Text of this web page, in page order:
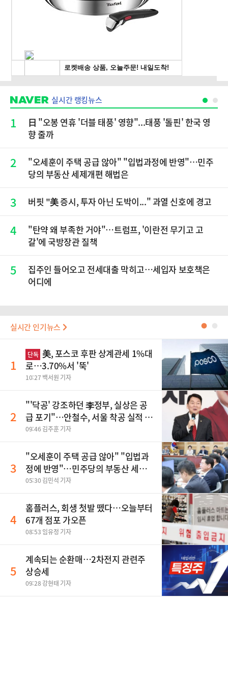
실시간 랭킹뉴스
1
日 "오봉 연휴 '더블 태풍' 영향"...태풍 '돌핀' 한국 영
향 줄까
2
"오세훈이 주택 공급 않아" "입법과정에 반영"…민주
당의 부동산 세제개편 해법은
3 버핏 "美 증시, 투자 아닌 도박이..." 과열 신호에 경고
4
"탄약 왜 부족한 거야"…트럼프, '이란전 무기고 고
갈'에 국방장관 질책
5
집주인 들어오고 전세대출 막히고…세입자 보호책은
어디에
실시간 인기뉴스 ●
1
단독 美, 포스코 후판 상계관세 1%대
로…3.70%서 '뚝'
10:27 백서원 기자
2
"'닥공' 강조하던 李정부, 실상은 공
급 포기"…안철수, 서울 착공 실적 미
달 비판
09:46 김주훈 기자
3
"오세훈이 주택 공급 않아" "입법과
정에 반영"…민주당의 부동산 세제
개편 해법은
05:30 김민석 기자
4
홈플러스, 회생 첫발 뗐다…오늘부터
67개 점포 가오픈
08:53 임유정 기자
5
계속되는 순환매…2차전지 관련주
상승세
09:28 강현태 기자